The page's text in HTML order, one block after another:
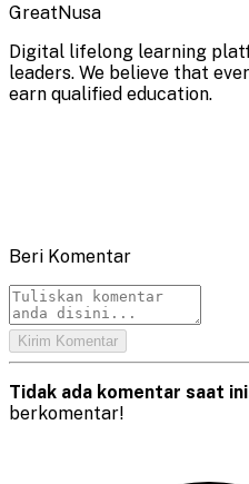
GreatNusa
Digital lifelong learning
leaders. We believe that
earn qualified education.
Beri Komentar
Kirim Komentar
Tidak ada komentar saat
berkomentar!